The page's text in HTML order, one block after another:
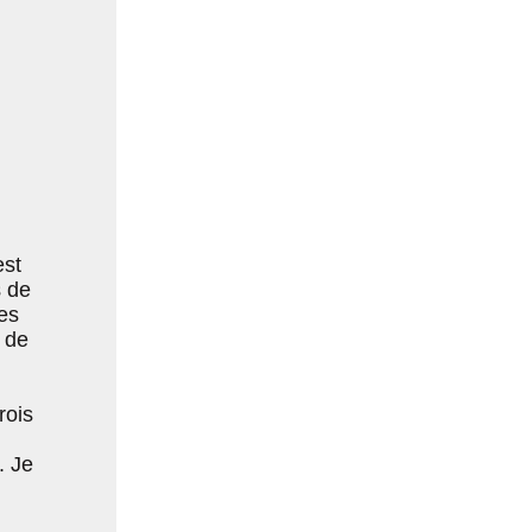
de
de
Je